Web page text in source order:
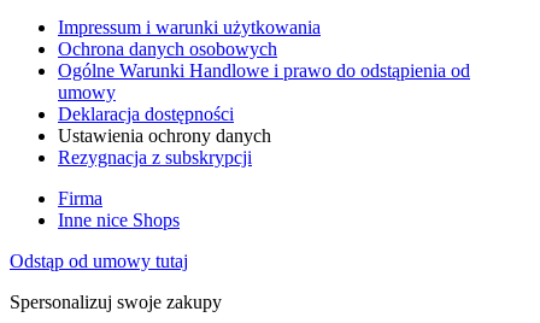
Impressum i warunki użytkowania
Ochrona danych osobowych
Ogólne Warunki Handlowe i prawo do odstąpienia od
umowy
Deklaracja dostępności
Ustawienia ochrony danych
Rezygnacja z subskrypcji
Firma
Inne nice Shops
Odstąp od umowy tutaj
Spersonalizuj swoje zakupy